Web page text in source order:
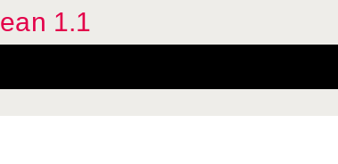
1.1